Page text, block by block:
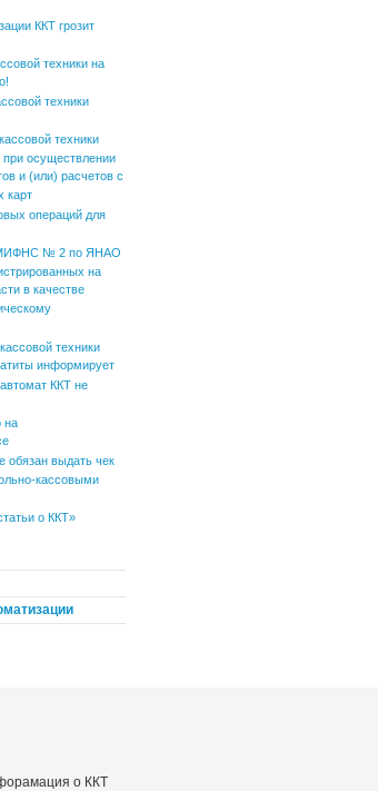
ККТ грозит
техники на
техники
техники
осуществлении
и (или) расчетов с
карт
операций для
МИФНС № 2 по ЯНАО
на
в качестве
техники
информирует
ККТ не
на
обязан выдать чек
кассовыми
о ККТ»
о ККТ